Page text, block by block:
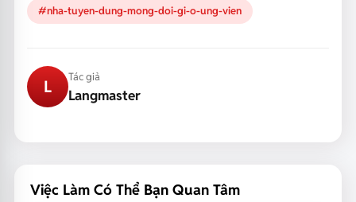
#nha-tuyen-dung-mong-doi-gi-o-ung-vien
L Tác giả
Langmaster
Việc Làm Có Thể Bạn Quan Tâm